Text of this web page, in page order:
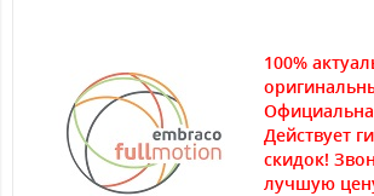
100%
Действует
скидок!
лучшую